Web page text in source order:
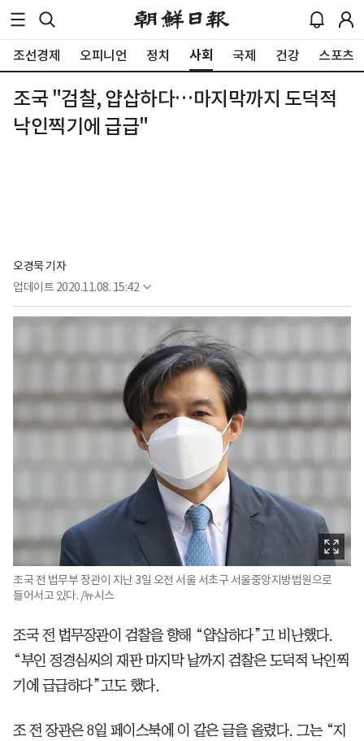
조선경제 오피니언 정치 사회 국제 건강 스포츠
조국 "검찰, 얍삽하다…마지막까지 도덕적
낙인찍기에 급급"
오경묵 기자
업데이트 2020.11.08. 15:42
조국 전 법무부 장관이 지난 3일 오전 서울 서초구 서울중앙지방법원으로
들어서고 있다. /뉴시스
조국 전 법무장관이 검찰을 향해 “얍삽하다”고 비난했다.
“부인 정경심씨의 재판 마지막 날까지 검찰은 도덕적 낙인찍
기에 급급하다”고도 했다.
조 전 장관은 8일 페이스북에 이 같은 글을 올렸다. 그는 “지